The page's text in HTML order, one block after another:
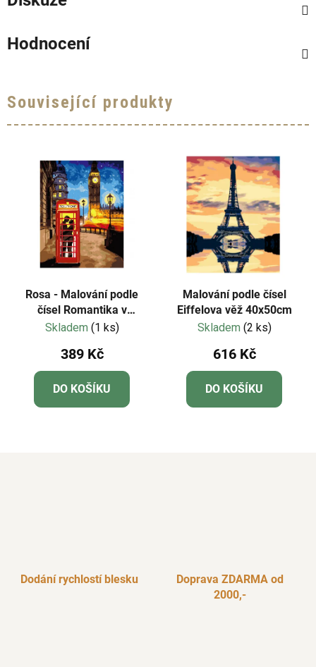
Hodnocení
Související produkty
Rosa - Malování podle
čísel Romantika v
Londýně 35 x 45 cm
Skladem (1 ks)
389 Kč
DO KOŠÍKU
Malování podle čísel
Eiffelova věž 40x50cm
Skladem (2 ks)
616 Kč
DO KOŠÍKU
Dodání rychlostí blesku
Doprava ZDARMA od
2000,-